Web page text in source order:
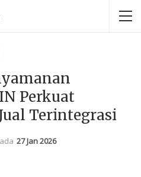
Perkuat
Terintegrasi
27 Jan 2026